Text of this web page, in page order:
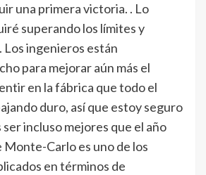
una primera victoria. . Lo
superando los límites y
ingenieros están
para mejorar aún más el
en la fábrica que todo el
duro, así que estoy seguro
incluso mejores que el año
Monte-Carlo es uno de los
en términos de